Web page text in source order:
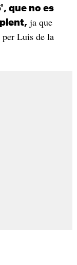
que no es
ja que
Luis de la